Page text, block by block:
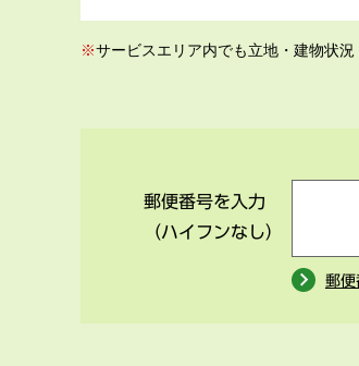
※サービスエリア内でも立地・建物状
郵便番号を入力
（ハイフンなし）
郵便